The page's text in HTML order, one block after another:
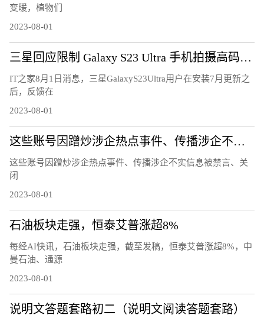
变暖，植物们
2023-08-01
三星回应限制 Galaxy S23 Ultra 手机拍摄高码率 8K 视频
IT之家8月1日消息，三星GalaxyS23Ultra用户在安装7月更新之
后，反馈在
2023-08-01
这些账号因蹭炒涉企热点事件、传播涉企不实信息被禁言、关闭
这些账号因蹭炒涉企热点事件、传播涉企不实信息被禁言、关
闭
2023-08-01
石油板块走强，恒泰艾普涨超8%
每经AI快讯，石油板块走强，截至发稿，恒泰艾普涨超8%，中
曼石油、通源
2023-08-01
说明文答题套路初二（说明文阅读答题套路）